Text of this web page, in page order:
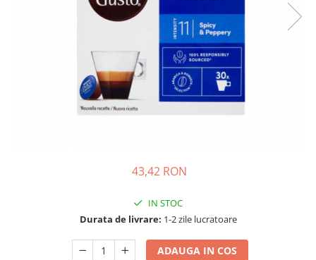
43,42 RON
IN STOC
Durata de livrare: 1-2 zile lucratoare
ADAUGA IN COS